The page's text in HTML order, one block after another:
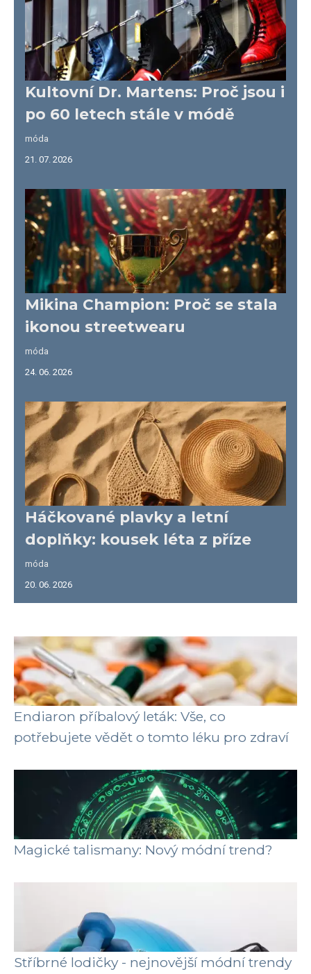
Kultovní Dr. Martens: Proč jsou i
po 60 letech stále v módě
móda
21. 07. 2026
Mikina Champion: Proč se stala
ikonou streetwearu
móda
24. 06. 2026
Háčkované plavky a letní
doplňky: kousek léta z příze
móda
20. 06. 2026
Endiaron příbalový leták: Vše, co
potřebujete vědět o tomto léku pro zdraví
Magické talismany: Nový módní trend?
Stříbrné lodičky - nejnovější módní trendy